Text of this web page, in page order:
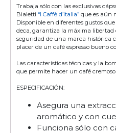
Trabaja sólo con las exclusivas
Bialetti“I Caffè d’Italia” que es aún
Disponible en diferentes gustos
deca, garantiza la máxima libertad
seguridad de una marca histórica
placer de un café espresso bueno
Las características técnicas y la
que permite hacer un café
ESPECIFICACIÓN:
Asegura una
aromático y con
Funciona sólo con